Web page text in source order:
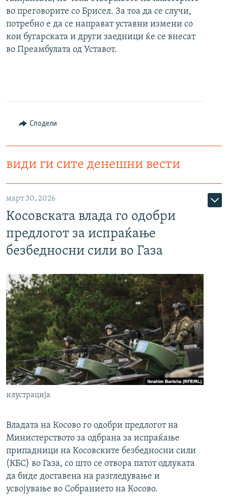
во преговорите со Брисел. За тоа да се случи,
потребно е да се направат уставни измени со
кои бугарската и други заедници ќе се внесат
во Преамбулата од Уставот.
Сподели
види ги сите денешни вести
март 30, 2026
Косовската влада го одобри
предлогот за испраќање
безбедносни сили во Газа
илустрација
Владата на Косово го одобри предлогот на
Министерството за одбрана за испраќање
припадници на Косовските безбедносни сили
(КБС) во Газа, со што се отвора патот одлуката
да биде доставена на разгледување и
усвојување во Собранието на Косово.